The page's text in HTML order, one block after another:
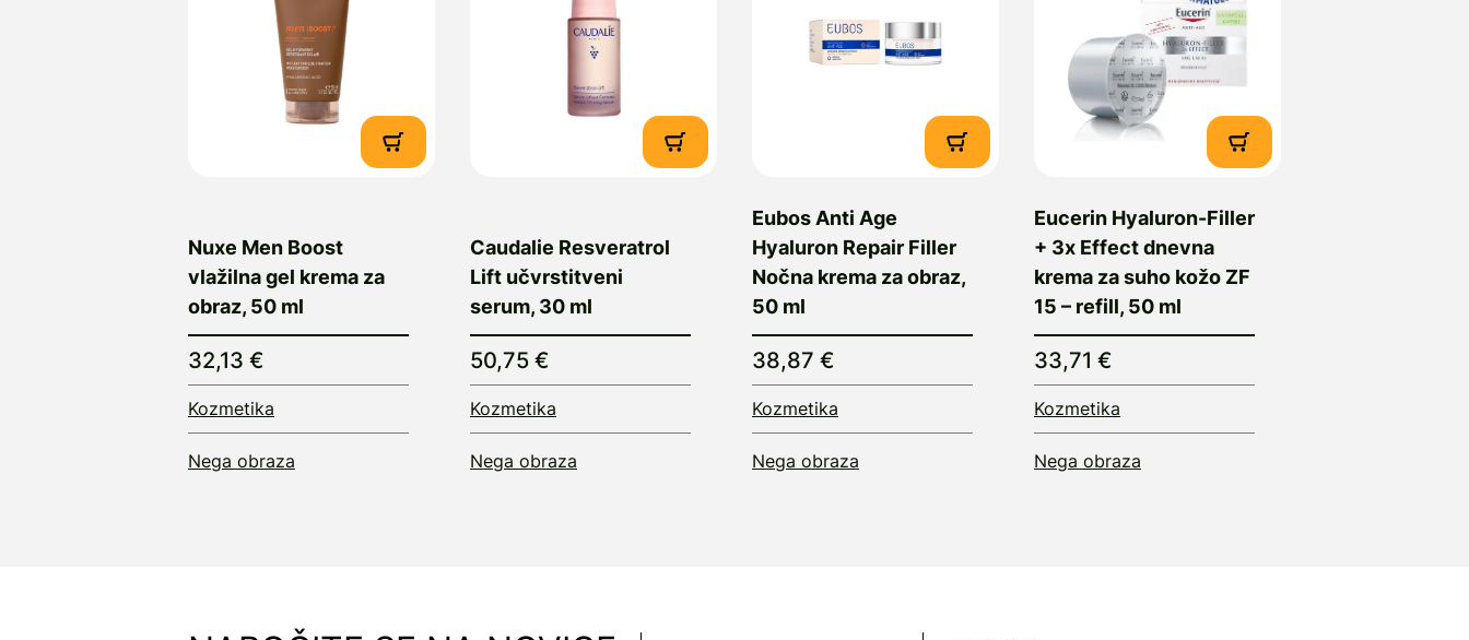
Nuxe Men Boost
vlažilna gel krema za
obraz, 50 ml
32,13 €
Kozmetika
Nega obraza
Caudalie Resveratrol
Lift učvrstitveni
serum, 30 ml
50,75 €
Kozmetika
Nega obraza
Eubos Anti Age
Hyaluron Repair Filler
Nočna krema za obraz,
50 ml
38,87 €
Kozmetika
Nega obraza
Eucerin Hyaluron-Filler
+ 3x Effect dnevna
krema za suho kožo ZF
15 – refill, 50 ml
33,71 €
Kozmetika
Nega obraza